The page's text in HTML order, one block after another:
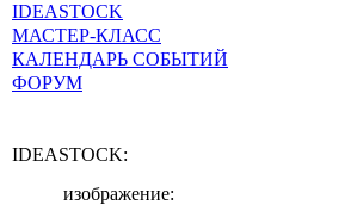
IDEASTOCK
МАСТЕР-КЛАСС
КАЛЕНДАРЬ СОБЫТИЙ
ФОРУМ
IDEASTOCK:
изображение: